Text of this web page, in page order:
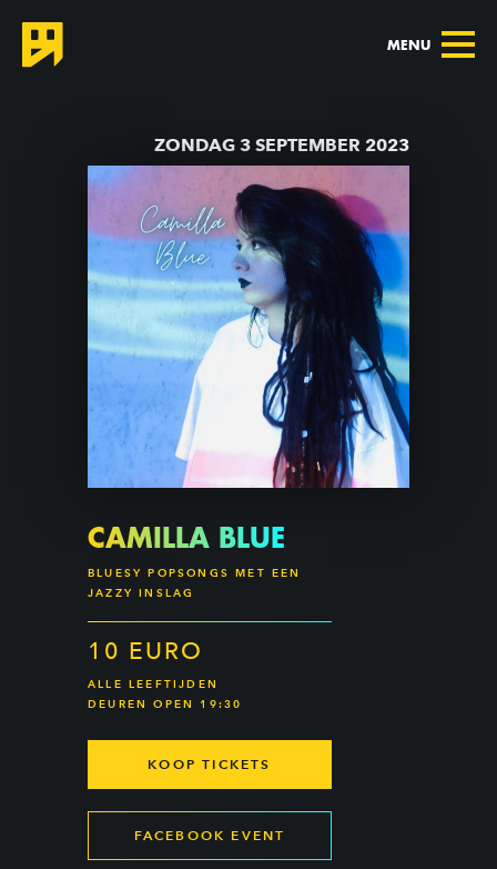
MENU
ZONDAG 3 SEPTEMBER 2023
CAMILLA BLUE
BLUESY POPSONGS MET EEN
JAZZY INSLAG
10 EURO
ALLE LEEFTIJDEN
DEUREN OPEN 19:30
KOOP TICKETS
FACEBOOK EVENT